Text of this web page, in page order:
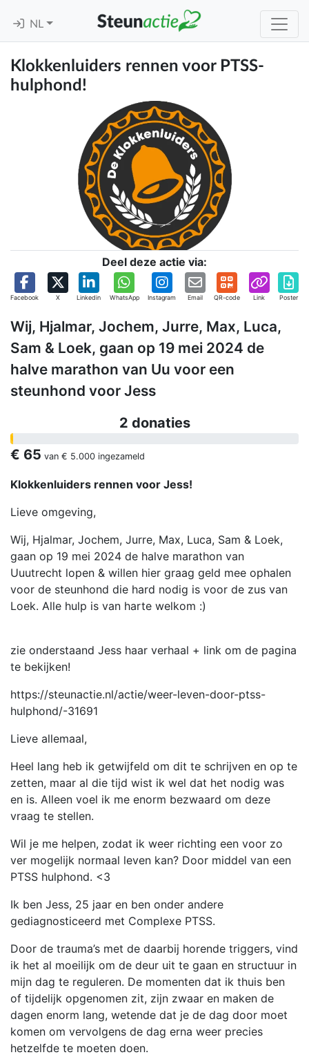
NL
Klokkenluiders rennen voor PTSS-
hulphond!
Deel deze actie via:
Facebook X Linkedin WhatsApp Instagram Email QR-code Link Poster
Wij, Hjalmar, Jochem, Jurre, Max, Luca,
Sam & Loek, gaan op 19 mei 2024 de
halve marathon van Uu voor een
steunhond voor Jess
2 donaties
€ 65 van € 5.000 ingezameld
Klokkenluiders rennen voor Jess!
Lieve omgeving,
Wij, Hjalmar, Jochem, Jurre, Max, Luca, Sam & Loek,
gaan op 19 mei 2024 de halve marathon van
Uuutrecht lopen & willen hier graag geld mee ophalen
voor de steunhond die hard nodig is voor de zus van
Loek. Alle hulp is van harte welkom :)
zie onderstaand Jess haar verhaal + link om de pagina
te bekijken!
https://steunactie.nl/actie/weer-leven-door-ptss-
hulphond/-31691
Lieve allemaal,
Heel lang heb ik getwijfeld om dit te schrijven en op te
zetten, maar al die tijd wist ik wel dat het nodig was
en is. Alleen voel ik me enorm bezwaard om deze
vraag te stellen.
Wil je me helpen, zodat ik weer richting een voor zo
ver mogelijk normaal leven kan? Door middel van een
PTSS hulphond. <3
Ik ben Jess, 25 jaar en ben onder andere
gediagnosticeerd met Complexe PTSS.
Door de trauma’s met de daarbij horende triggers, vind
ik het al moeilijk om de deur uit te gaan en structuur in
mijn dag te reguleren. De momenten dat ik thuis ben
of tijdelijk opgenomen zit, zijn zwaar en maken de
dagen enorm lang, wetende dat je de dag door moet
komen om vervolgens de dag erna weer precies
hetzelfde te moeten doen.